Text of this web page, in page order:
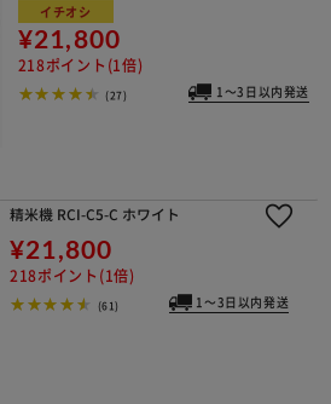
イチオシ
¥21,800
218ポイント(1倍)
(27) 1～3日以内発送
精米機 RCI-C5-C ホワイト
¥21,800
218ポイント(1倍)
(61) 1～3日以内発送